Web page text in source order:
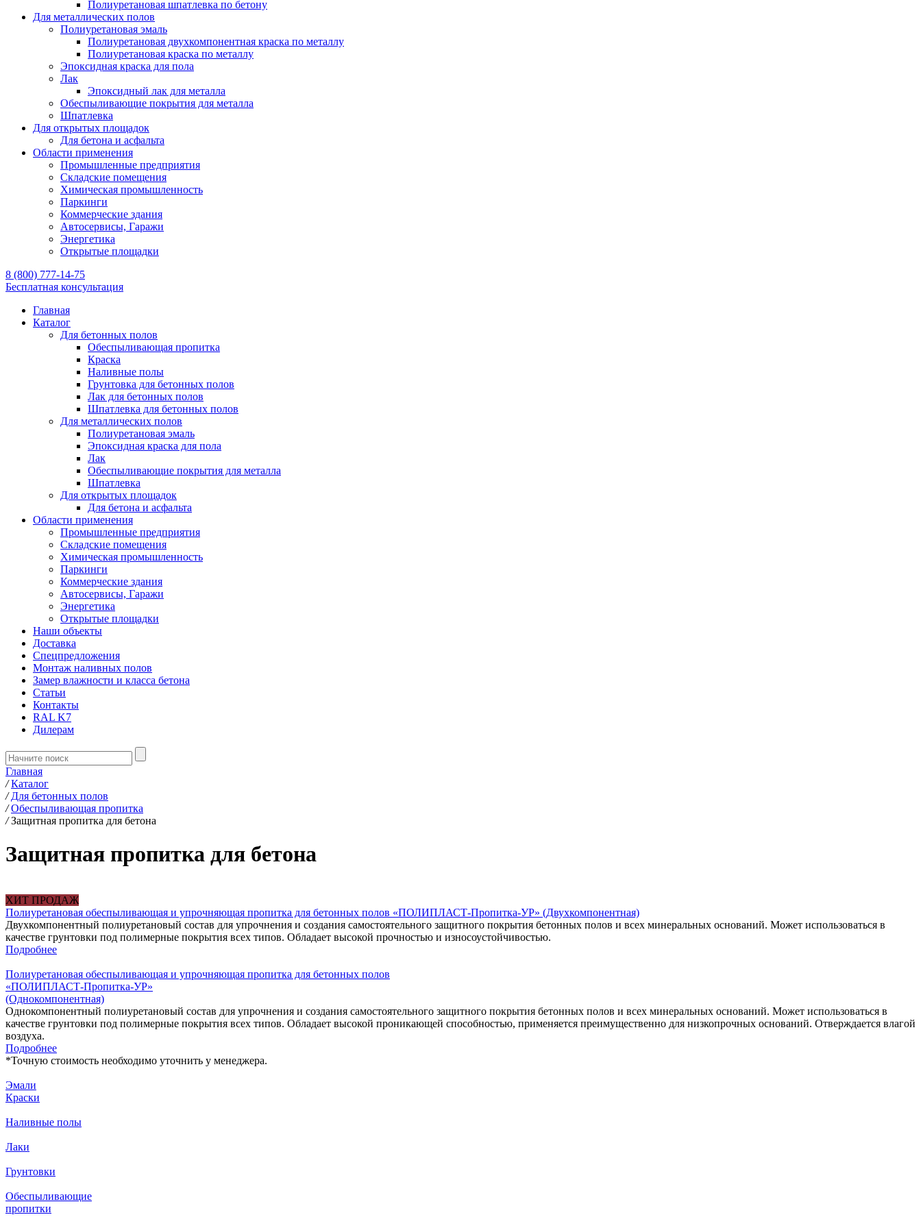
Полиуретановая шпатлевка по бетону
Для металлических полов
Полиуретановая эмаль
Полиуретановая двухкомпонентная краска по металлу
Полиуретановая краска по металлу
Эпоксидная краска для пола
Лак
Эпоксидный лак для металла
Обеспыливающие покрытия для металла
Шпатлевка
Для открытых площадок
Для бетона и асфальта
Области применения
Промышленные предприятия
Складские помещения
Химическая промышленность
Паркинги
Коммерческие здания
Автосервисы, Гаражи
Энергетика
Открытые площадки
8 (800) 777-14-75
Бесплатная консультация
Главная
Каталог
Для бетонных полов
Обеспыливающая пропитка
Краска
Наливные полы
Грунтовка для бетонных полов
Лак для бетонных полов
Шпатлевка для бетонных полов
Для металлических полов
Полиуретановая эмаль
Эпоксидная краска для пола
Лак
Обеспыливающие покрытия для металла
Шпатлевка
Для открытых площадок
Для бетона и асфальта
Области применения
Промышленные предприятия
Складские помещения
Химическая промышленность
Паркинги
Коммерческие здания
Автосервисы, Гаражи
Энергетика
Открытые площадки
Наши объекты
Доставка
Спецпредложения
Монтаж наливных полов
Замер влажности и класса бетона
Статьи
Контакты
RAL K7
Дилерам
Главная
/ Каталог
/ Для бетонных полов
/ Обеспыливающая пропитка
/ Защитная пропитка для бетона
Защитная пропитка для бетона
ХИТ ПРОДАЖ
Полиуретановая обеспыливающая и упрочняющая пропитка для бетонных полов «ПОЛИПЛАСТ-Пропитка-УР» (Двухкомпонентная)
Двухкомпонентный полиуретановый состав для упрочнения и создания самостоятельного защитного покрытия бетонных полов и всех минеральных оснований. Может использоваться в
качестве грунтовки под полимерные покрытия всех типов. Обладает высокой прочностью и износоустойчивостью.
Подробнее
Полиуретановая обеспыливающая и упрочняющая пропитка для бетонных полов
«ПОЛИПЛАСТ-Пропитка-УР»
(Однокомпонентная)
Однокомпонентный полиуретановый состав для упрочнения и создания самостоятельного защитного покрытия бетонных полов и всех минеральных оснований. Может использоваться в
качестве грунтовки под полимерные покрытия всех типов. Обладает высокой проникающей способностью, применяется преимущественно для низкопрочных оснований. Отверждается влагой
воздуха.
Подробнее
*Точную стоимость необходимо уточнить у менеджера.
Эмали
Краски
Наливные полы
Лаки
Грунтовки
Обеспыливающие
пропитки